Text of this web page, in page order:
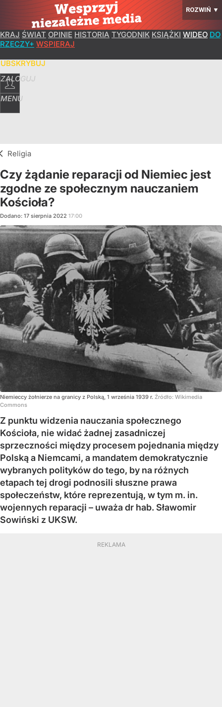
ROZWIŃ ▼
KRAJ ŚWIAT OPINIE HISTORIA TYGODNIK KSIĄŻKI WIDEO DO
RZECZY+ WSPIERAJ
ZALOGUJ
MENU
Religia
Czy żądanie reparacji od Niemiec jest
zgodne ze społecznym nauczaniem
Kościoła?
Dodano: 17 sierpnia 2022 17:00
Niemieccy żołnierze na granicy z Polską, 1 września 1939 r. Źródło: Wikimedia
Commons
Z punktu widzenia nauczania społecznego
Kościoła, nie widać żadnej zasadniczej
sprzeczności między procesem pojednania między
Polską a Niemcami, a mandatem demokratycznie
wybranych polityków do tego, by na różnych
etapach tej drogi podnosili słuszne prawa
społeczeństw, które reprezentują, w tym m. in.
wojennych reparacji – uważa dr hab. Sławomir
Sowiński z UKSW.